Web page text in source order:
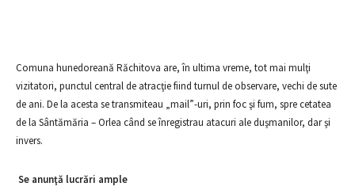
Comuna hunedoreană Răchitova are, în ultima vreme, tot mai mulţi
vizitatori, punctul central de atracţie fiind turnul de observare, vechi de sute
de ani. De la acesta se transmiteau „mail”-uri, prin foc şi fum, spre cetatea
de la Sântămăria – Orlea când se înregistrau atacuri ale duşmanilor, dar şi
invers.
Se anunţă lucrări ample